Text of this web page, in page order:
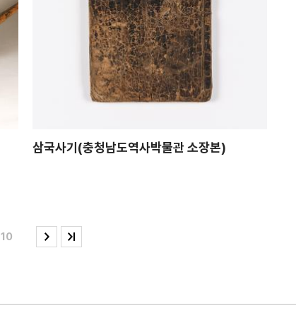
삼국사기(충청남도역사박물관 소장본)
10